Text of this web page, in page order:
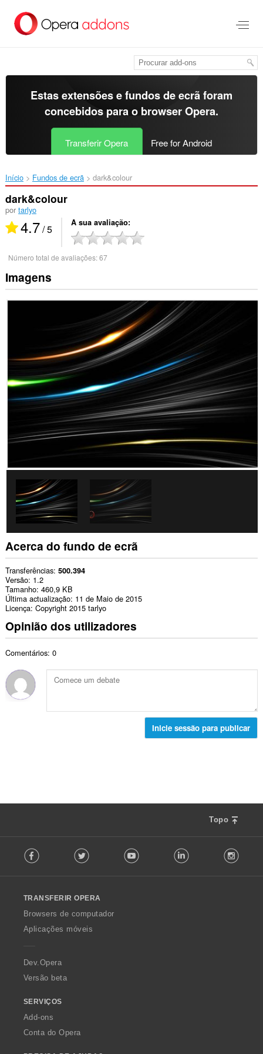
para
Estas extensões e fundos de ecrã foram
concebidos para o browser Opera.
Transferir Opera Free for Android
Início Fundos de ecrã dark&colour‎
dark&colour
por tarlyo
4.7/ 5 A sua avaliação
Número total de avaliações:67
Imagens
Acerca do fundo de ecrã
Transferências 500.394
Versão 1.2
Tamanho 460,9 KB
Última actualização 11 de Maio de 2015
Licença Copyright 2015 tarlyo
Opinião dos utilizadores
Comentários: 0
Inicie sessão para publicar
Topo
o
w
O
p
a
Facebook Twitter Youtube LinkedIn
TRANSFERIR OPERA
Browsers de computador
Aplicações móveis
Dev.Opera
Versão beta
SERVIÇOS
Add-ons
Conta do Opera